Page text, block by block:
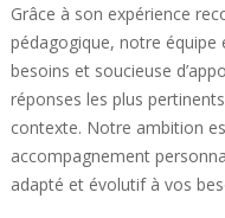
Grâce à son expérience
pédagogique, notre équipe
besoins et soucieuse
réponses les plus
contexte. Notre ambition
accompagnement
adapté et évolutif à vos